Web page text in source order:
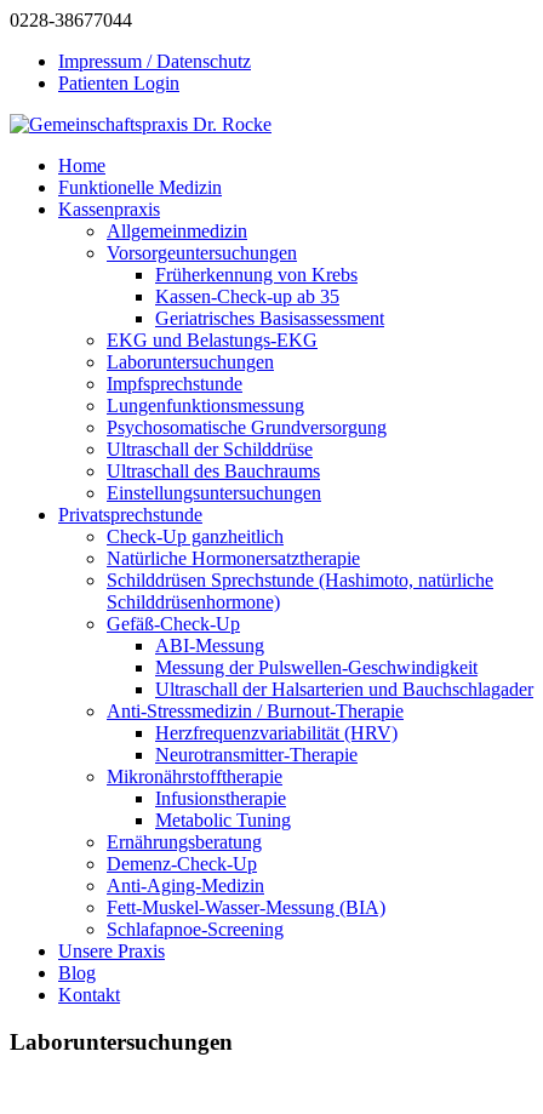
0228-38677044
Impressum / Datenschutz
Patienten Login
Home
Funktionelle Medizin
Kassenpraxis
Allgemeinmedizin
Vorsorgeuntersuchungen
Früherkennung von Krebs
Kassen-Check-up ab 35
Geriatrisches Basisassessment
EKG und Belastungs-EKG
Laboruntersuchungen
Impfsprechstunde
Lungenfunktionsmessung
Psychosomatische Grundversorgung
Ultraschall der Schilddrüse
Ultraschall des Bauchraums
Einstellungsuntersuchungen
Privatsprechstunde
Check-Up ganzheitlich
Natürliche Hormonersatztherapie
Schilddrüsen Sprechstunde (Hashimoto, natürliche
Schilddrüsenhormone)
Gefäß-Check-Up
ABI-Messung
Messung der Pulswellen-Geschwindigkeit
Ultraschall der Halsarterien und Bauchschlagader
Anti-Stressmedizin / Burnout-Therapie
Herzfrequenzvariabilität (HRV)
Neurotransmitter-Therapie
Mikronährstofftherapie
Infusionstherapie
Metabolic Tuning
Ernährungsberatung
Demenz-Check-Up
Anti-Aging-Medizin
Fett-Muskel-Wasser-Messung (BIA)
Schlafapnoe-Screening
Unsere Praxis
Blog
Kontakt
Laboruntersuchungen